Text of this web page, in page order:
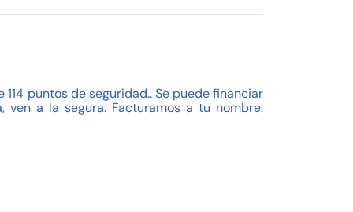
puntos de seguridad.. Se puede financiar
a la segura. Facturamos a tu nombre.